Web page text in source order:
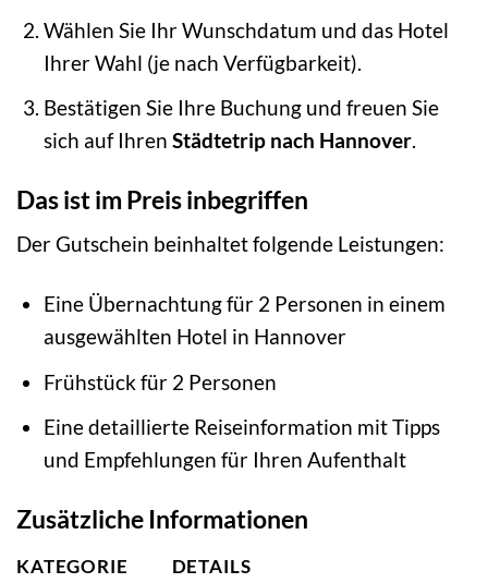
Wählen Sie Ihr Wunschdatum und das Hotel
Ihrer Wahl (je nach Verfügbarkeit).
Bestätigen Sie Ihre Buchung und freuen Sie
sich auf Ihren Städtetrip nach Hannover.
Das ist im Preis inbegriffen
Der Gutschein beinhaltet folgende Leistungen:
Eine Übernachtung für 2 Personen in einem
ausgewählten Hotel in Hannover
Frühstück für 2 Personen
Eine detaillierte Reiseinformation mit Tipps
und Empfehlungen für Ihren Aufenthalt
Zusätzliche Informationen
KATEGORIE DETAILS